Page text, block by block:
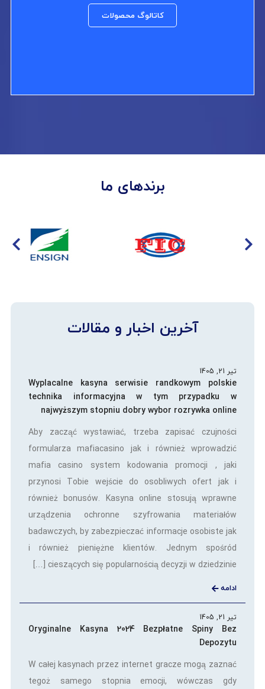
کاتالوگ محصولات
برندهای ما
آخرین اخبار و مقالات
تیر 21, 1405
Wyplacalne kasyna serwisie randkowym polskie
technika informacyjna w tym przypadku w
najwyższym stopniu dobry wybor rozrywka online
Aby zacząć wystawiać, trzeba zapisać czujności
formularza mafiacasino jak i również wprowadzić
mafia casino system kodowania promocji , jaki
przynosi Tobie wejście do osobliwych ofert jak i
również bonusów. Kasyna online stosują wprawne
urządzenia ochronne szyfrowania materiałów
badawczych, by zabezpieczać informacje osobiste jak
i również pieniężne klientów. Jednym spośród
cieszących się popularnością decyzji w dziedzinie […]
ادامه
تیر 21, 1405
Oryginalne Kasyna 2024 Bezpłatne Spiny Bez
Depozytu
W całej kasynach przez internet gracze mogą zaznać
tegoż samego stopnia emocji, wówczas gdy